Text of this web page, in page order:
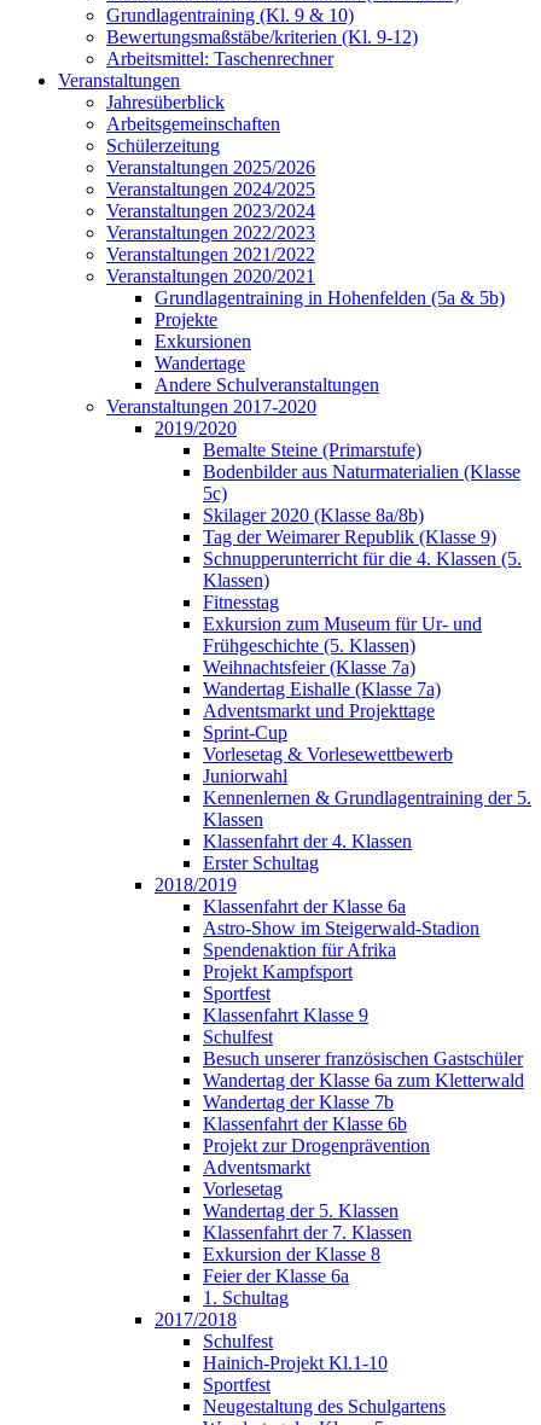
Grundlagentraining (Kl. 9 & 10)
Bewertungsmaßstäbe/kriterien (Kl. 9-12)
Arbeitsmittel: Taschenrechner
Veranstaltungen
Jahresüberblick
Arbeitsgemeinschaften
Schülerzeitung
Veranstaltungen 2025/2026
Veranstaltungen 2024/2025
Veranstaltungen 2023/2024
Veranstaltungen 2022/2023
Veranstaltungen 2021/2022
Veranstaltungen 2020/2021
Grundlagentraining in Hohenfelden (5a & 5b)
Projekte
Exkursionen
Wandertage
Andere Schulveranstaltungen
Veranstaltungen 2017-2020
2019/2020
Bemalte Steine (Primarstufe)
Bodenbilder aus Naturmaterialien (Klasse
5c)
Skilager 2020 (Klasse 8a/8b)
Tag der Weimarer Republik (Klasse 9)
Schnupperunterricht für die 4. Klassen (5.
Klassen)
Fitnesstag
Exkursion zum Museum für Ur- und
Frühgeschichte (5. Klassen)
Weihnachtsfeier (Klasse 7a)
Wandertag Eishalle (Klasse 7a)
Adventsmarkt und Projekttage
Sprint-Cup
Vorlesetag & Vorlesewettbewerb
Juniorwahl
Kennenlernen & Grundlagentraining der 5.
Klassen
Klassenfahrt der 4. Klassen
Erster Schultag
2018/2019
Klassenfahrt der Klasse 6a
Astro-Show im Steigerwald-Stadion
Spendenaktion für Afrika
Projekt Kampfsport
Sportfest
Klassenfahrt Klasse 9
Schulfest
Besuch unserer französischen Gastschüler
Wandertag der Klasse 6a zum Kletterwald
Wandertag der Klasse 7b
Klassenfahrt der Klasse 6b
Projekt zur Drogenprävention
Adventsmarkt
Vorlesetag
Wandertag der 5. Klassen
Klassenfahrt der 7. Klassen
Exkursion der Klasse 8
Feier der Klasse 6a
1. Schultag
2017/2018
Schulfest
Hainich-Projekt Kl.1-10
Sportfest
Neugestaltung des Schulgartens